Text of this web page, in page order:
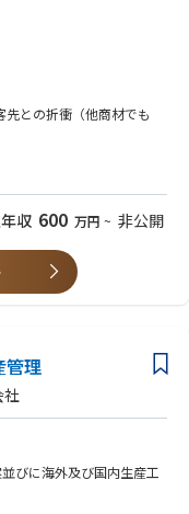
指示
遂行するため、コミュニ
システムへの対応なども
を設計し、商品を作り出
議論を行い、課題を乗り
味を一緒に経験し、主体
。
先との折衝（他商材でも
携ができるコミュニケー
収 600 万円 ~ 非公開
管理
社
びに海外及び国内生産工